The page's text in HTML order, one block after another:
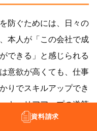
資料請求
防ぐためには、日々の
本人が「この会社で成
できる」と感じられる
意欲が高くても、仕事
りでスキルアップでき
キャリアアップの道筋
ションは徐々に低下し